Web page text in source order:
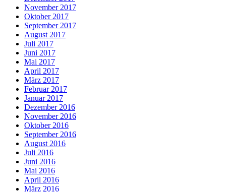
November 2017
Oktober 2017
September 2017
August 2017
Juli 2017
Juni 2017
Mai 2017
April 2017
März 2017
Februar 2017
Januar 2017
Dezember 2016
November 2016
Oktober 2016
September 2016
August 2016
Juli 2016
Juni 2016
Mai 2016
April 2016
März 2016